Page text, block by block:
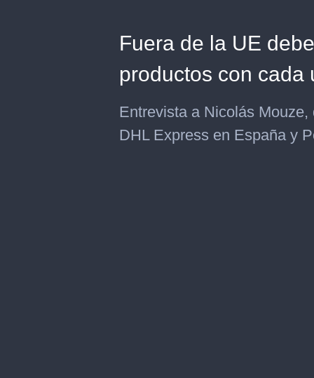
Fuera de la UE
productos con cada
Entrevista a Nicolás
DHL Express en España y